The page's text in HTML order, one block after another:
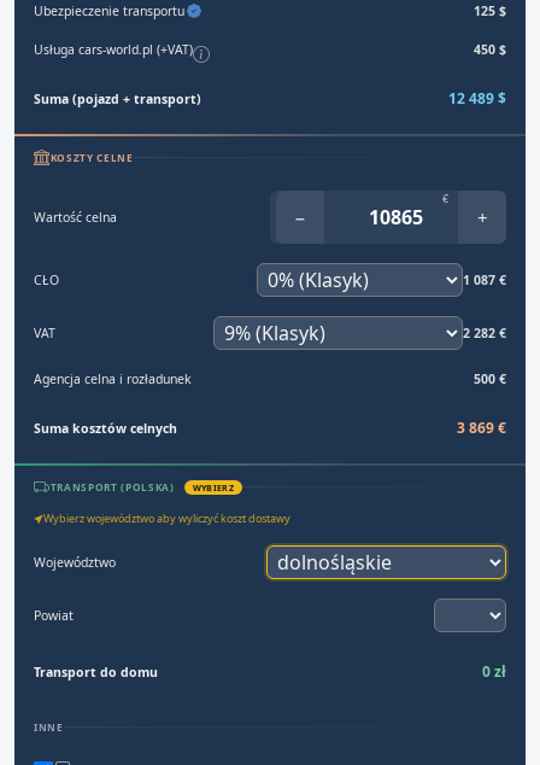
Ubezpieczenie transportu 125 $
Usługa cars-world.pl (+VAT) 450 $
Suma (pojazd + transport) 12 489 $
KOSZTY CELNE
Wartość celna −
€
+
CŁO 1 087 €
VAT 2 282 €
Agencja celna i rozładunek 500 €
Suma kosztów celnych 3 869 €
TRANSPORT (POLSKA) WYBIERZ
Wybierz województwo aby wyliczyć koszt dostawy
Województwo
Powiat
Transport do domu 0 zł
INNE